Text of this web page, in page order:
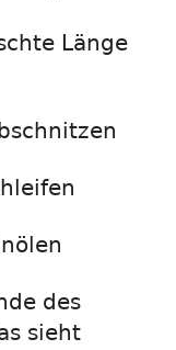
Länge
des
sieht